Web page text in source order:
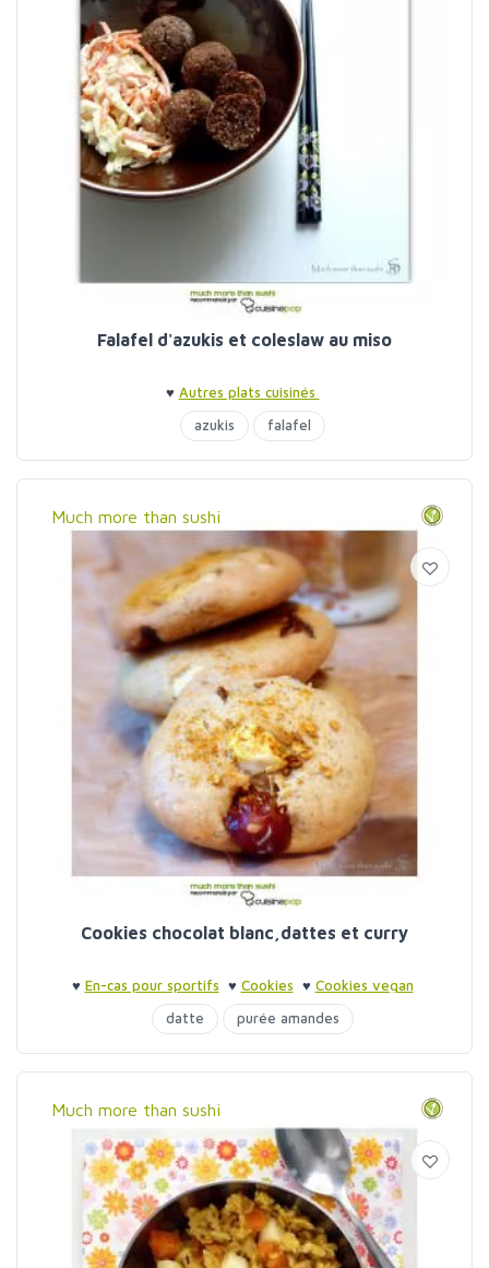
Falafel d'azukis et coleslaw au miso
♥ Autres plats cuisinés
azukis
falafel
Much more than sushi
Cookies chocolat blanc,dattes et curry
♥ En-cas pour sportifs ♥ Cookies ♥ Cookies vegan
datte
purée amandes
Much more than sushi